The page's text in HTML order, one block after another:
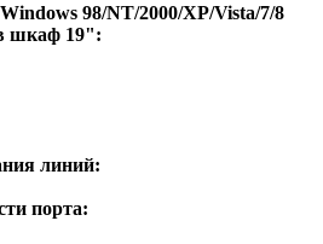
98/NT/2000/XP/Vista/7/8
шкаф 19":
линий:
порта: